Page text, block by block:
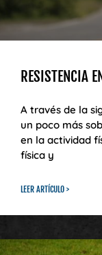
RESISTENCIA
A través de la
un poco más
en la actividad
física y
LEER ARTÍCULO >